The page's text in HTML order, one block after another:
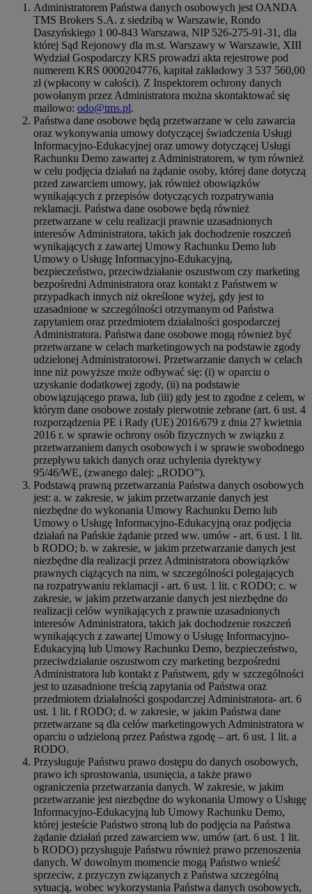
Administratorem Państwa danych osobowych jest OANDA
TMS Brokers S.A. z siedzibą w Warszawie, Rondo
Daszyńskiego 1 00-843 Warszawa, NIP 526-275-91-31, dla
której Sąd Rejonowy dla m.st. Warszawy w Warszawie, XIII
Wydział Gospodarczy KRS prowadzi akta rejestrowe pod
numerem KRS 0000204776, kapitał zakładowy 3 537 560,00
zł (wpłacony w całości). Z Inspektorem ochrony danych
powołanym przez Administratora można skontaktować się
mailowo: odo@tms.pl.
Państwa dane osobowe będą przetwarzane w celu zawarcia
oraz wykonywania umowy dotyczącej świadczenia Usługi
Informacyjno-Edukacyjnej oraz umowy dotyczącej Usługi
Rachunku Demo zawartej z Administratorem, w tym również
w celu podjęcia działań na żądanie osoby, której dane dotyczą
przed zawarciem umowy, jak również obowiązków
wynikających z przepisów dotyczących rozpatrywania
reklamacji. Państwa dane osobowe będą również
przetwarzane w celu realizacji prawnie uzasadnionych
interesów Administratora, takich jak dochodzenie roszczeń
wynikających z zawartej Umowy Rachunku Demo lub
Umowy o Usługę Informacyjno-Edukacyjną,
bezpieczeństwo, przeciwdziałanie oszustwom czy marketing
bezpośredni Administratora oraz kontakt z Państwem w
przypadkach innych niż określone wyżej, gdy jest to
uzasadnione w szczególności otrzymanym od Państwa
zapytaniem oraz przedmiotem działalności gospodarczej
Administratora. Państwa dane osobowe mogą również być
przetwarzane w celach marketingowych na podstawie zgody
udzielonej Administratorowi. Przetwarzanie danych w celach
inne niż powyższe może odbywać się: (i) w oparciu o
uzyskanie dodatkowej zgody, (ii) na podstawie
obowiązującego prawa, lub (iii) gdy jest to zgodne z celem, w
którym dane osobowe zostały pierwotnie zebrane (art. 6 ust. 4
rozporządzenia PE i Rady (UE) 2016/679 z dnia 27 kwietnia
2016 r. w sprawie ochrony osób fizycznych w związku z
przetwarzaniem danych osobowych i w sprawie swobodnego
przepływu takich danych oraz uchylenia dyrektywy
95/46/WE, (zwanego dalej: „RODO”).
Podstawą prawną przetwarzania Państwa danych osobowych
jest: a. w zakresie, w jakim przetwarzanie danych jest
niezbędne do wykonania Umowy Rachunku Demo lub
Umowy o Usługę Informacyjno-Edukacyjną oraz podjęcia
działań na Pańskie żądanie przed ww. umów - art. 6 ust. 1 lit.
b RODO; b. w zakresie, w jakim przetwarzanie danych jest
niezbędne dla realizacji przez Administratora obowiązków
prawnych ciążących na nim, w szczególności polegających
na rozpatrywaniu reklamacji - art. 6 ust. 1 lit. c RODO; c. w
zakresie, w jakim przetwarzanie danych jest niezbędne do
realizacji celów wynikających z prawnie uzasadnionych
interesów Administratora, takich jak dochodzenie roszczeń
wynikających z zawartej Umowy o Usługę Informacyjno-
Edukacyjną lub Umowy Rachunku Demo, bezpieczeństwo,
przeciwdziałanie oszustwom czy marketing bezpośredni
Administratora lub kontakt z Państwem, gdy w szczególności
jest to uzasadnione treścią zapytania od Państwa oraz
przedmiotem działalności gospodarczej Administratora- art. 6
ust. 1 lit. f RODO; d. w zakresie, w jakim Państwa dane
przetwarzane są dla celów marketingowych Administratora w
oparciu o udzieloną przez Państwa zgodę – art. 6 ust. 1 lit. a
RODO.
Przysługuje Państwu prawo dostępu do danych osobowych,
prawo ich sprostowania, usunięcia, a także prawo
ograniczenia przetwarzania danych. W zakresie, w jakim
przetwarzanie jest niezbędne do wykonania Umowy o Usługę
Informacyjno-Edukacyjną lub Umowy Rachunku Demo,
której jesteście Państwo stroną lub do podjęcia na Państwa
żądanie działań przed zawarciem ww. umów (art. 6 ust. 1 lit.
b RODO) przysługuje Państwu również prawo przenoszenia
danych. W dowolnym momencie mogą Państwo wnieść
sprzeciw, z przyczyn związanych z Państwa szczególną
sytuacją, wobec wykorzystania Państwa danych osobowych,